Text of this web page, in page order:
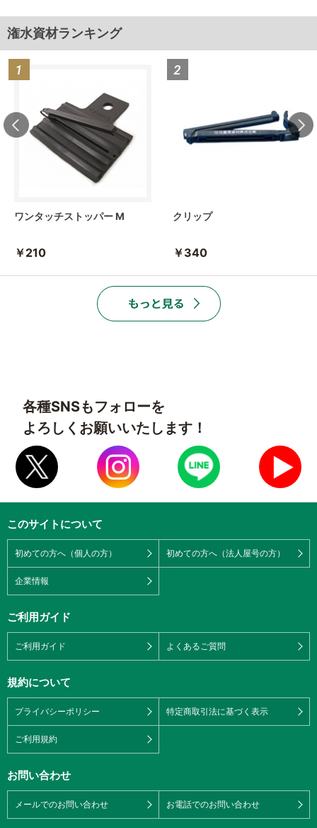
潅水資材ランキング
ワンタッチストッパー M
￥210
クリップ
￥340
各種SNSもフォローを
よろしくお願いいたします！
このサイトについて
初めての方へ（個人の方） 初めての方へ（法人屋号の方）
企業情報
ご利用ガイド
ご利用ガイド よくあるご質問
規約について
プライバシーポリシー 特定商取引法に基づく表示
ご利用規約
お問い合わせ
メールでのお問い合わせ お電話でのお問い合わせ